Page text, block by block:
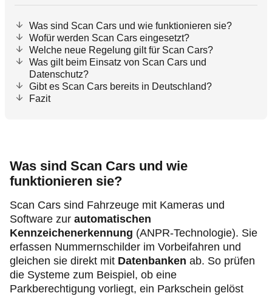
Was sind Scan Cars und wie funktionieren sie?
Wofür werden Scan Cars eingesetzt?
Welche neue Regelung gilt für Scan Cars?
Was gilt beim Einsatz von Scan Cars und
Datenschutz?
Gibt es Scan Cars bereits in Deutschland?
Fazit
Was sind Scan Cars und wie
funktionieren sie?
Scan Cars sind Fahrzeuge mit Kameras und
Software zur automatischen
Kennzeichenerkennung (ANPR‑Technologie). Sie
erfassen Nummernschilder im Vorbeifahren und
gleichen sie direkt mit Datenbanken ab. So prüfen
die Systeme zum Beispiel, ob eine
Parkberechtigung vorliegt, ein Parkschein gelöst